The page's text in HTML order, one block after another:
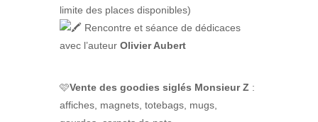
limite des places disponibles)
Rencontre et séance de dédicaces
avec l’auteur Olivier Aubert
🩷Vente des goodies siglés Monsieur Z :
affiches, magnets, totebags, mugs,